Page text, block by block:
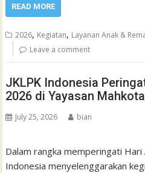
READ MORE
2026, Kegiatan, Layanan Anak &
Leave a comment
JKLPK Indonesia
2026 di Yayasan
July 25, 2026 bian
Dalam rangka memperingati Hari
Indonesia menyelenggarakan